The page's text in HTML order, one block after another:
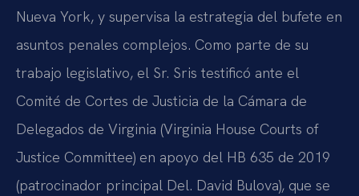
Nueva York, y supervisa la estrategia del bufete en
asuntos penales complejos. Como parte de su
trabajo legislativo, el Sr. Sris testificó ante el
Comité de Cortes de Justicia de la Cámara de
Delegados de Virginia (Virginia House Courts of
Justice Committee) en apoyo del HB 635 de 2019
(patrocinador principal Del. David Bulova), que se